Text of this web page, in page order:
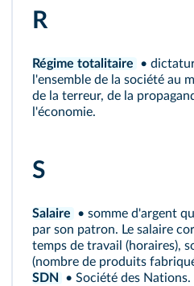
R
Régime totalitaire
•
l'ensemble de la société au
de la terreur, de la
l'économie.
S
Salaire
• somme d'argent
par son patron. Le salaire
temps de travail (horaires),
(nombre de produits
SDN
• Société des